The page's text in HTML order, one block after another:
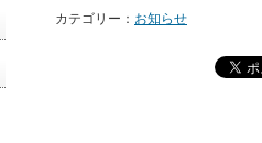
カテゴリー： お知らせ